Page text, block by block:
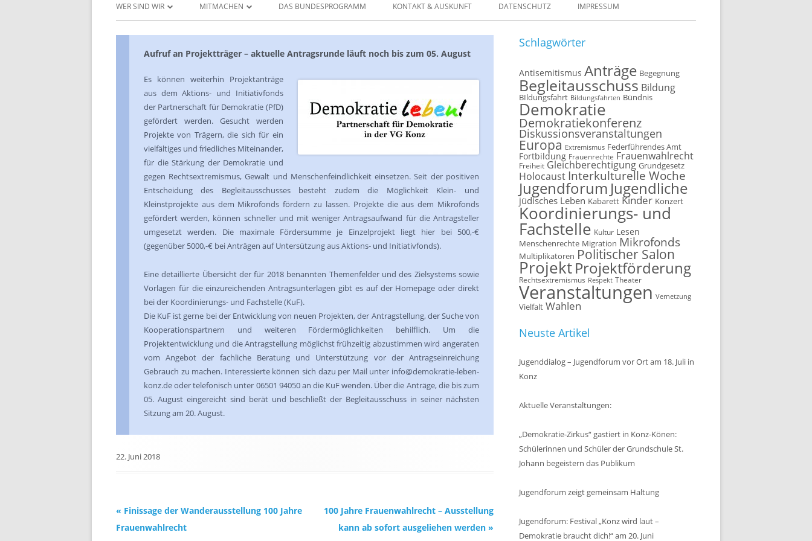
WER SIND WIR
DAS JUGENDFORUM
INITIATIVEN & AKTEURE
UNSERE AKTIVITÄTEN
DAS BERATUNGSGREMIUM
MITMACHEN
DOWNLOADS UND FORMULARE
PROJEKTERGEBNISSE IM VERLEIH
DAS BUNDESPROGRAMM KONTAKT & AUSKUNFT DATENSCHUTZ IMPRESSUM
Aufruf an Projektträger – aktuelle Antragsrunde läuft noch bis zum 05. August
Es können weiterhin Projektanträge
aus dem Aktions- und Initiativfonds
der Partnerschaft für Demokratie (PfD)
gefördert werden. Gesucht werden
Projekte von Trägern, die sich für ein
vielfältiges und friedliches Miteinander,
für die Stärkung der Demokratie und
gegen Rechtsextremismus, Gewalt und Menschenfeindlichkeit einsetzen. Seit der positiven
Entscheidung des Begleitausschusses besteht zudem die Möglichkeit Klein- und
Kleinstprojekte aus dem Mikrofonds fördern zu lassen. Projekte die aus dem Mikrofonds
gefördert werden, können schneller und mit weniger Antragsaufwand für die Antragsteller
umgesetzt werden. Die maximale Fördersumme je Einzelprojekt liegt hier bei 500,-€
(gegenüber 5000,-€ bei Anträgen auf Untersützung aus Aktions- und Initiativfonds).
Eine detaillierte Übersicht der für 2018 benannten Themenfelder und des Zielsystems sowie
Vorlagen für die einzureichenden Antragsunterlagen gibt es auf der Homepage oder direkt
bei der Koordinierungs- und Fachstelle (KuF).
Die KuF ist gerne bei der Entwicklung von neuen Projekten, der Antragstellung, der Suche von
Kooperationspartnern und weiteren Fördermöglichkeiten behilflich. Um die
Projektentwicklung und die Antragstellung möglichst frühzeitig abzustimmen wird angeraten
vom Angebot der fachliche Beratung und Unterstützung vor der Antragseinreichung
Gebrauch zu machen. Interessierte können sich dazu per Mail unter info@demokratie-leben-
konz.de oder telefonisch unter 06501 94050 an die KuF wenden. Über die Anträge, die bis zum
05. August eingereicht sind berät und beschließt der Begleitausschuss in seiner nächsten
Sitzung am 20. August.
22. Juni 2018
Beitrags-
Navigation
« Finissage der Wanderausstellung 100 Jahre
Frauenwahlrecht
100 Jahre Frauenwahlrecht – Ausstellung
kann ab sofort ausgeliehen werden »
Schlagwörter
Antisemitismus Anträge Begegnung
Begleitausschuss Bildung
BIldungsfahrt Bildungsfahrten Bündnis
Demokratie
Demokratiekonferenz
Diskussionsveranstaltungen
Europa Extremismus Federführendes Amt
Fortbildung Frauenrechte Frauenwahlrecht
Freiheit Gleichberechtigung Grundgesetz
Holocaust Interkulturelle Woche
Jugendforum Jugendliche
jüdisches Leben Kabarett Kinder Konzert
Koordinierungs- und
Fachstelle Kultur Lesen
Menschenrechte Migration Mikrofonds
Multiplikatoren Politischer Salon
ProjektProjektförderung
Rechtsextremismus Respekt Theater
Veranstaltungen Vernetzung
Vielfalt Wahlen
Neuste Artikel
Jugenddialog – Jugendforum vor Ort am 18. Juli in
Konz
Aktuelle Veranstaltungen:
„Demokratie-Zirkus“ gastiert in Konz-Könen:
Schülerinnen und Schüler der Grundschule St.
Johann begeistern das Publikum
Jugendforum zeigt gemeinsam Haltung
Jugendforum: Festival „Konz wird laut –
Demokratie braucht dich!“ am 20. Juni